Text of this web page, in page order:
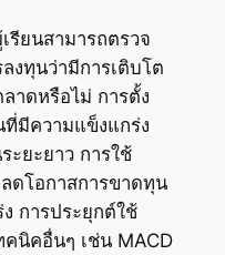
รียนสามารถตรวจ
งทุนว่ามีการเติบโต
าดหรือไม่ การตั้ง
มีความแข็งแกร่ง
ะยะยาว การใช้
ดโอกาสการขาดทุน
การประยุกต์ใช้
คนิคอื่นๆ เช่น MACD